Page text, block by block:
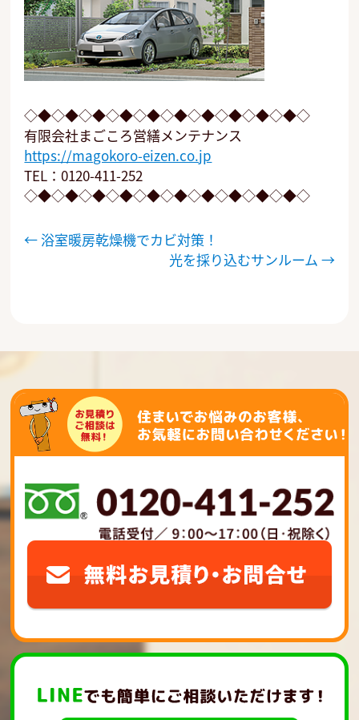
◇◆◇◆◇◆◇◆◇◆◇◆◇◆◇◆◇◆◇◆◇
有限会社まごころ営繕メンテナンス
https://magokoro-eizen.co.jp
TEL：0120-411-252
◇◆◇◆◇◆◇◆◇◆◇◆◇◆◇◆◇◆◇◆◇
稿
シ
ョ
ン
←浴室暖房乾燥機でカビ対策！
光を採り込むサンルーム →